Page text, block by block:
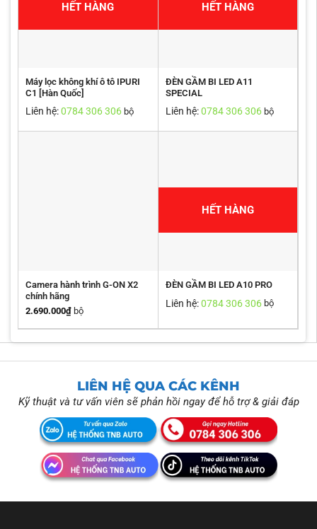
HẾT HÀNG
Máy lọc không khí ô tô IPURI
C1 [Hàn Quốc]
Liên hệ:0784 306 306 bộ
HẾT HÀNG
ĐÈN GẦM BI LED A11
SPECIAL
Liên hệ:0784 306 306bộ
Camera hành trình G-ON X2
chính hãng
2.690.000₫ bộ
HẾT HÀNG
ĐÈN GẦM BI LED A10 PRO
Liên hệ:0784 306 306bộ
LIÊN HỆ QUA CÁC KÊNH
Kỹ thuật và tư vấn viên sẽ phản hồi ngay để hỗ trợ & giải đáp